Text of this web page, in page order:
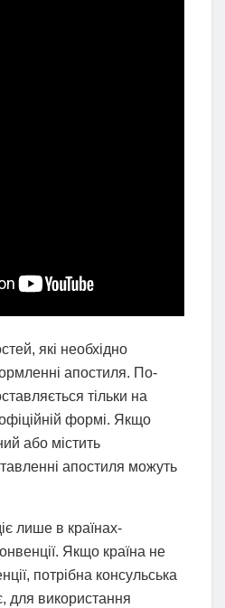
які необхідно
апостиля. По-
тільки на
формі. Якщо
або містить
апостиля можуть
лише в країнах-
Якщо країна не
потрібна консульська
для використання